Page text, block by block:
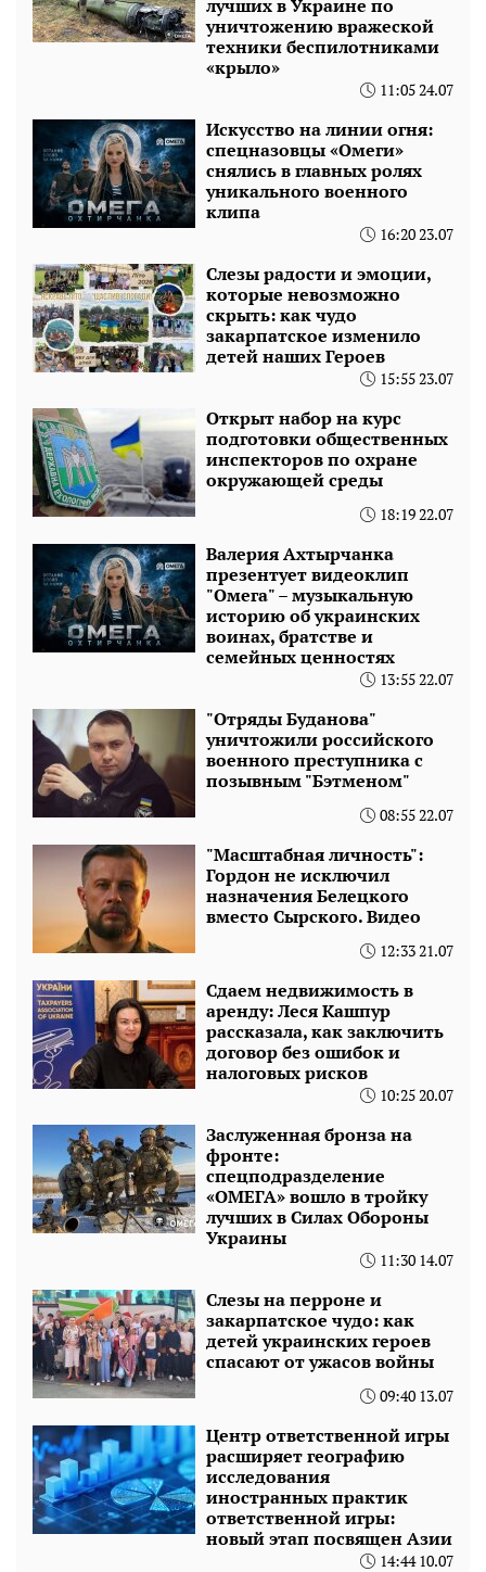
лучших в Украине по
уничтожению вражеской
техники беспилотниками
«крыло»
11:05 24.07
Искусство на линии огня:
спецназовцы «Омеги»
снялись в главных ролях
уникального военного
клипа
16:20 23.07
Слезы радости и эмоции,
которые невозможно
скрыть: как чудо
закарпатское изменило
детей наших Героев
15:55 23.07
Открыт набор на курс
подготовки общественных
инспекторов по охране
окружающей среды
18:19 22.07
Валерия Ахтырчанка
презентует видеоклип
"Омега" – музыкальную
историю об украинских
воинах, братстве и
семейных ценностях
13:55 22.07
"Отряды Буданова"
уничтожили российского
военного преступника с
позывным "Бэтменом"
08:55 22.07
"Масштабная личность":
Гордон не исключил
назначения Белецкого
вместо Сырского. Видео
12:33 21.07
Сдаем недвижимость в
аренду: Леся Кашпур
рассказала, как заключить
договор без ошибок и
налоговых рисков
10:25 20.07
Заслуженная бронза на
фронте:
спецподразделение
«ОМЕГА» вошло в тройку
лучших в Силах Обороны
Украины
11:30 14.07
Слезы на перроне и
закарпатское чудо: как
детей украинских героев
спасают от ужасов войны
09:40 13.07
Центр ответственной игры
расширяет географию
исследования
иностранных практик
ответственной игры:
новый этап посвящен Азии
14:44 10.07